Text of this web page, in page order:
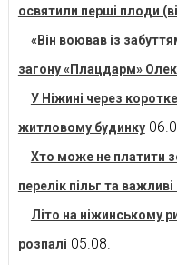
освятили перші плоди
«Він воював із
загону «Плацдарм»
У Ніжині через
житловому будинку
Хто може не платити
перелік пільг та
Літо на ніжинському
розпалі 05.08.